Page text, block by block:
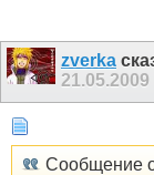
zverka
21.05.2009
Сообщение